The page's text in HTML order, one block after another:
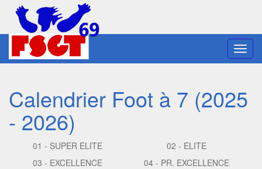
Calendrier Foot à 7 (2025
- 2026)
01 - SUPER ELITE
02 - ELITE
03 - EXCELLENCE
04 - PR. EXCELLENCE